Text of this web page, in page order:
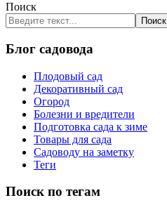
Поиск
Поиск
Блог садовода
Плодовый сад
Декоративный сад
Огород
Болезни и вредители
Подготовка сада к зиме
Товары для сада
Садоводу на заметку
Теги
Поиск по тегам